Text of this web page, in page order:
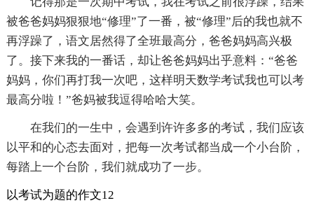
被爸爸妈妈狠狠地“修理”了一番，被“修理”后的我也就不
再浮躁了，语文居然得了全班最高分，爸爸妈妈高兴极
了。接下来我的一番话，却让爸爸妈妈出乎意料：“爸爸
妈妈，你们再打我一次吧，这样明天数学考试我也可以考
最高分啦！”爸妈被我逗得哈哈大笑。
在我们的一生中，会遇到许许多多的考试，我们应该
以平和的心态去面对，把每一次考试都当成一个小台阶，
每踏上一个台阶，我们就成功了一步。
以考试为题的作文12